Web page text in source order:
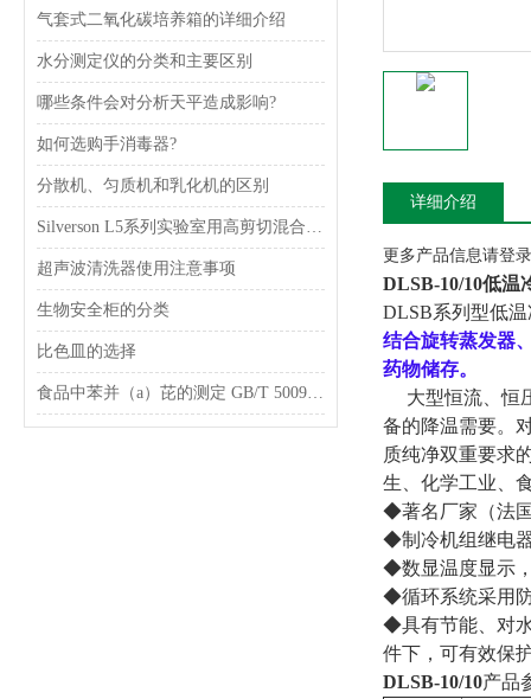
气套式二氧化碳培养箱的详细介绍
水分测定仪的分类和主要区别
哪些条件会对分析天平造成影响?
如何选购手消毒器?
分散机、匀质机和乳化机的区别
Silverson L5系列实验室用高剪切混合乳化器
超声波清洗器使用注意事项
生物安全柜的分类
比色皿的选择
食品中苯并（a）芘的测定 GB/T 5009.27-2003
详细介绍
更多产品信息请登
DLSB-10/10低温
DLSB系列型低
结合旋转蒸发器
药物储存。
大型恒流、恒
备的降温需要。
质纯净双重要求
生、化学工业、
◆著名厂家（法
◆制冷机组继电
◆数显温度显示
◆循环系统采用
◆具有节能、对
件下，可有效保
DLSB-10/10产品